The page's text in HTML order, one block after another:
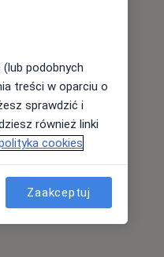
podobnych
treści w oparciu o
sprawdzić i
również linki
cookies
Zaakceptuj